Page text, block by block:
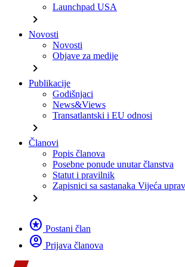
Launchpad USA
chevron_right
Novosti
Novosti
Objave za medije
chevron_right
Publikacije
Godišnjaci
News&Views
Transatlantski i EU odnosi
chevron_right
Članovi
Popis članova
Posebne ponude unutar članstva
Statut i pravilnik
Zapisnici sa sastanaka Vijeća
chevron_right
stars Postani član
account_circle Prijava članova